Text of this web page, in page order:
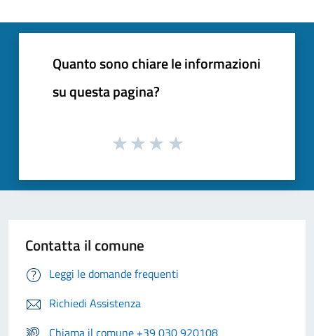
Quanto sono chiare le informazioni
su questa pagina?
Contatta il comune
Leggi le domande frequenti
Richiedi Assistenza